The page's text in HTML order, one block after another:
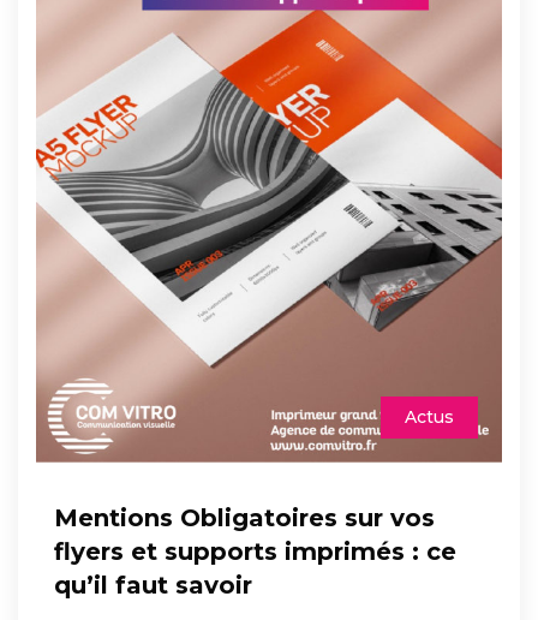
Actus
Mentions Obligatoires sur vos
flyers et supports imprimés : ce
qu’il faut savoir